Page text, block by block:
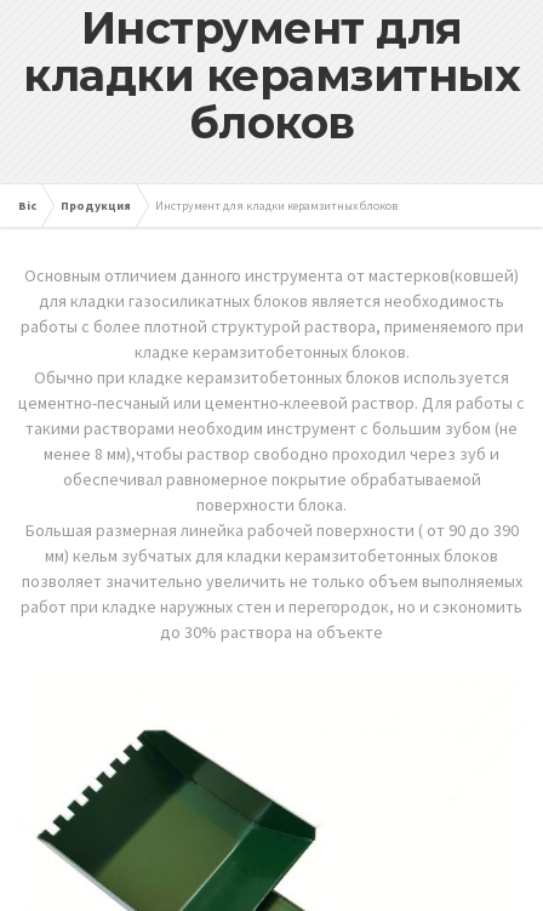
Инструмент для
кладки керамзитных
блоков
Bic Продукция Инструмент для кладки керамзитных блоков
Основным отличием данного инструмента от мастерков(ковшей)
для кладки газосиликатных блоков является необходимость
работы с более плотной структурой раствора, применяемого при
кладке керамзитобетонных блоков.
Обычно при кладке керамзитобетонных блоков используется
цементно-песчаный или цементно-клеевой раствор. Для работы с
такими растворами необходим инструмент с большим зубом (не
менее 8 мм),чтобы раствор свободно проходил через зуб и
обеспечивал равномерное покрытие обрабатываемой
поверхности блока.
Большая размерная линейка рабочей поверхности ( от 90 до 390
мм) кельм зубчатых для кладки керамзитобетонных блоков
позволяет значительно увеличить не только объем выполняемых
работ при кладке наружных стен и перегородок, но и сэкономить
до 30% раствора на объекте